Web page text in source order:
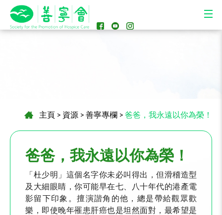
主頁 > 資源 > 善寧專欄 > 爸爸，我永遠以你為榮！
爸爸，我永遠以你為榮！
「杜少明」這個名字你未必叫得出，但滑稽造型
及大細眼睛，你可能早在七、八十年代的港產電
影留下印象。擅演諧角的他，總是帶給觀眾歡
樂，即使晚年罹患肝癌也是坦然面對，最希望是